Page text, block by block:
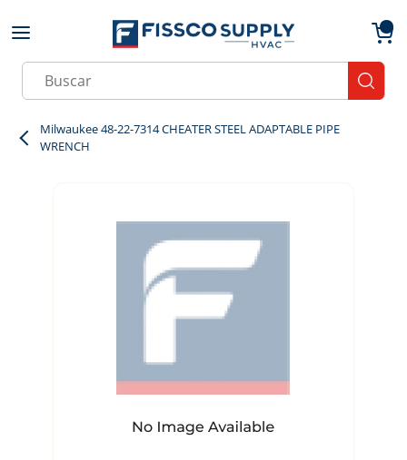
Skip to main content
Site Search
Milwaukee 48-22-7314 CHEATER STEEL ADAPTABLE PIPE
WRENCH